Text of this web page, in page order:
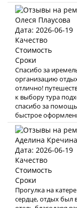
Олеся Плаусова
Дата: 2026-06-19
Качество
Стоимость
Сроки
Спасибо за
организацию
отлично!
к выбору тура
спасибо за
быстрое
Аделина Кречина
Дата: 2026-06-19
Качество
Стоимость
Сроки
Прогулка на
сердце, отдых был